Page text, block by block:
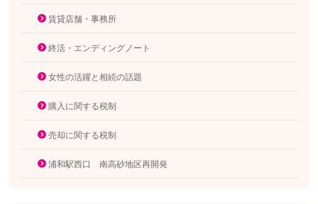
賃貸店舗・事務所
終活・エンディングノート
女性の活躍と相続の話題
購入に関する税制
売却に関する税制
浦和駅西口 南高砂地区再開発